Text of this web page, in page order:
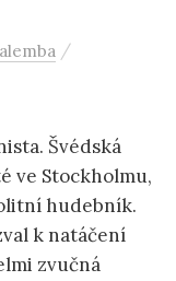
/
Švédská
ve Stockholmu,
hudebník.
k natáčení
zvučná